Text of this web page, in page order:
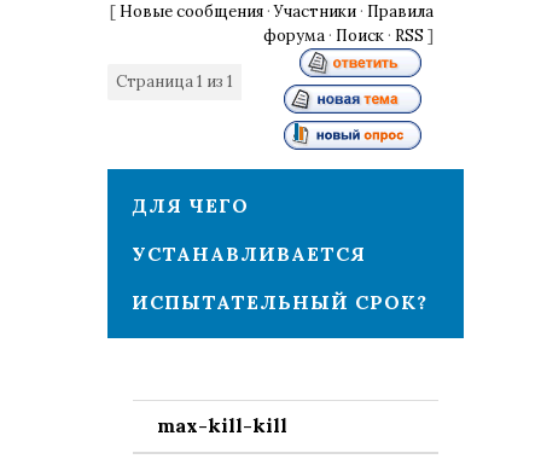
[ Новые сообщения ·Участники · Правила
форума · Поиск · RSS ]
Страница1 из 1
ДЛЯ ЧЕГО
УСТАНАВЛИВАЕТСЯ
ИСПЫТАТЕЛЬНЫЙ СРОК?
max-kill-kill